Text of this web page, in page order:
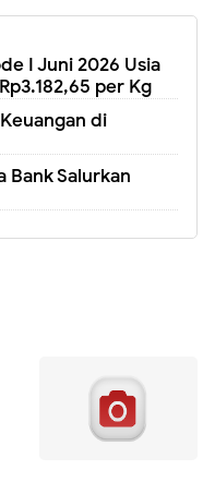
I Juni 2026 Usia
per Kg
di
Bank Salurkan